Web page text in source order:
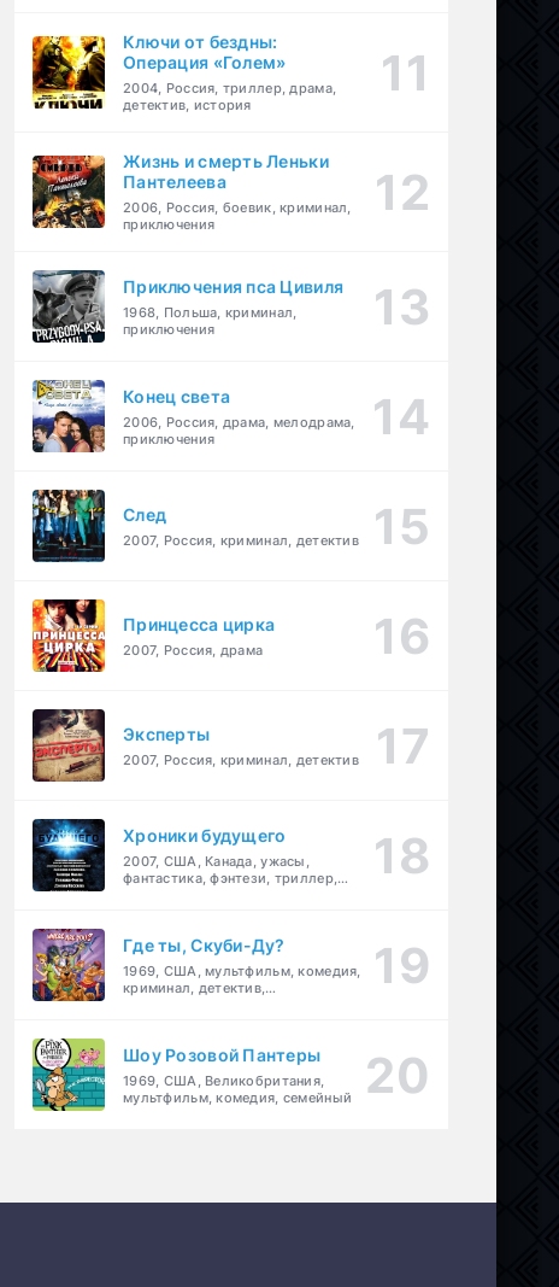
Ключи от бездны:
Операция «Голем»
2004, Россия, триллер, драма,
детектив, история
Жизнь и смерть Леньки
Пантелеева
2006, Россия, боевик, криминал,
приключения
Приключения пса Цивиля
1968, Польша, криминал,
приключения
Конец света
2006, Россия, драма, мелодрама,
приключения
След
2007, Россия, криминал, детектив
Принцесса цирка
2007, Россия, драма
Эксперты
2007, Россия, криминал, детектив
Хроники будущего
2007, США, Канада, ужасы,
фантастика, фэнтези, триллер,
Где ты, Скуби-Ду?
1969, США, мультфильм, комедия,
криминал, детектив,
Шоу Розовой Пантеры
1969, США, Великобритания,
мультфильм, комедия, семейный